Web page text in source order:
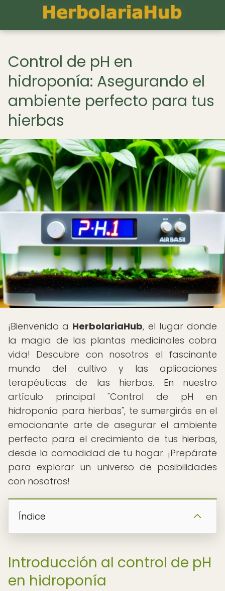
Control de pH en
hidroponía: Asegurando el
ambiente perfecto para tus
hierbas
¡Bienvenido a HerbolariaHub, el lugar donde
la magia de las plantas medicinales cobra
vida! Descubre con nosotros el fascinante
mundo del cultivo y las aplicaciones
terapéuticas de las hierbas. En nuestro
artículo principal "Control de pH en
hidroponía para hierbas", te sumergirás en el
emocionante arte de asegurar el ambiente
perfecto para el crecimiento de tus hierbas,
desde la comodidad de tu hogar. ¡Prepárate
para explorar un universo de posibilidades
con nosotros!
Índice
Introducción al control de pH
en hidroponía